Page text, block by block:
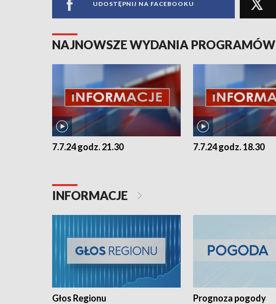
UDOSTĘPNIJ NA FACEBOOKU
NAJNOWSZE WYDANIA PROGRAMÓW
7.7.24 godz. 21.30 7.7.24 godz. 18.30
INFORMACJE
Głos Regionu Prognoza pogody